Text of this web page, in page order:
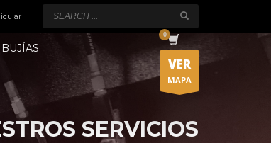
BUJÍAS
VER
MAPA
SERVICIOS